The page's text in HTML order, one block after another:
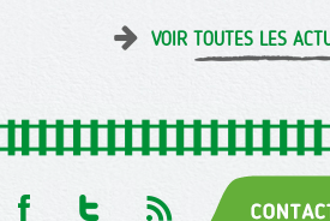
VOIR TOUTES LES